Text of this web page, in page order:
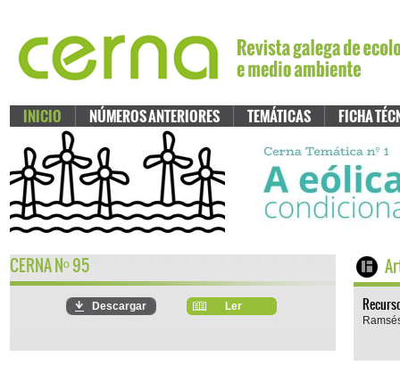
INICIO NÚMEROS ANTERIORES TEMÁTICAS FICHA
CERNA Nº95
Descargar Ler